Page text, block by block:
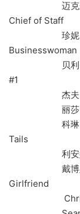
迈克尔·霍
Chief of Staff
珍妮·克鲁
Businesswoman
贝利·斯科
#1
杰夫·桑卡 /
丽莎·钱德
科琳·欧肖内
Tails
利安娜·拉
戴博斯·霍
Girlfriend
Chris